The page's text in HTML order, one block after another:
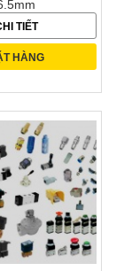
TIẾT
HÀNG